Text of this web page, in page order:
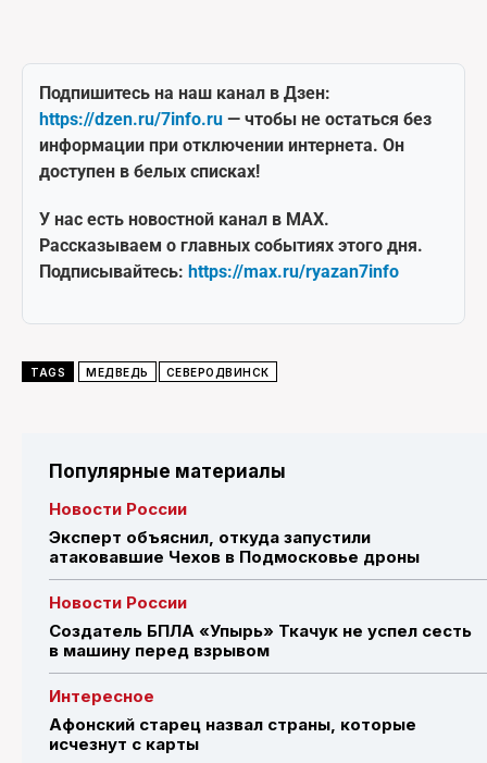
Подпишитесь на наш канал в Дзен:
https://dzen.ru/7info.ru — чтобы не остаться без
информации при отключении интернета. Он
доступен в белых списках!
У нас есть новостной канал в MAX.
Рассказываем о главных событиях этого дня.
Подписывайтесь: https://max.ru/ryazan7info
TAGS МЕДВЕДЬ СЕВЕРОДВИНСК
Популярные материалы
Новости России
Эксперт объяснил, откуда запустили
атаковавшие Чехов в Подмосковье дроны
Новости России
Создатель БПЛА «Упырь» Ткачук не успел сесть
в машину перед взрывом
Интересное
Афонский старец назвал страны, которые
исчезнут с карты